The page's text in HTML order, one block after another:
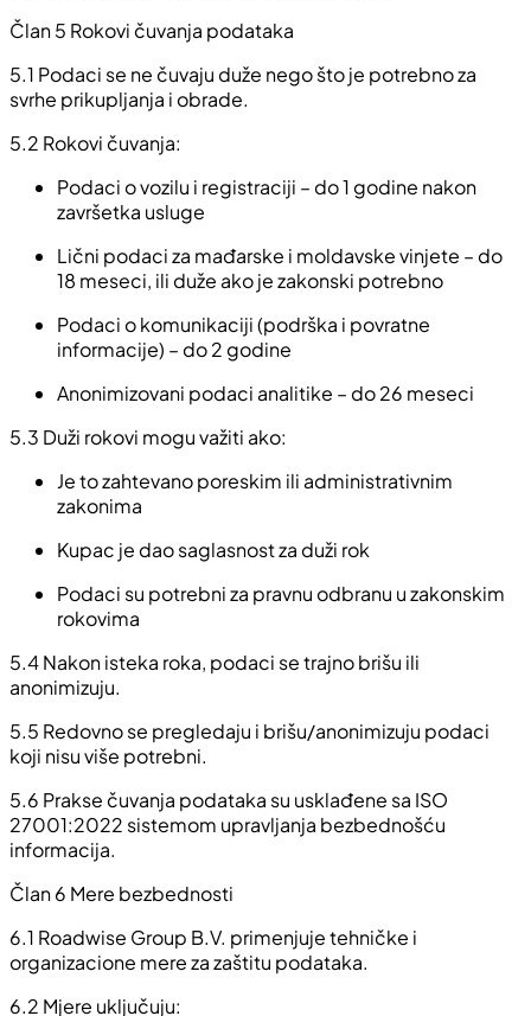
Član 5 Rokovi čuvanja podataka
5.1 Podaci se ne čuvaju duže nego što je potrebno za
svrhe prikupljanja i obrade.
5.2 Rokovi čuvanja:
Podaci o vozilu i registraciji – do 1 godine nakon
završetka usluge
Lični podaci za mađarske i moldavske vinjete – do
18 meseci, ili duže ako je zakonski potrebno
Podaci o komunikaciji (podrška i povratne
informacije) – do 2 godine
Anonimizovani podaci analitike – do 26 meseci
5.3 Duži rokovi mogu važiti ako:
Je to zahtevano poreskim ili administrativnim
zakonima
Kupac je dao saglasnost za duži rok
Podaci su potrebni za pravnu odbranu u zakonskim
rokovima
5.4Nakon isteka roka, podaci se trajno brišu ili
anonimizuju.
5.5 Redovno se pregledaju i brišu/anonimizuju podaci
koji nisu više potrebni.
5.6 Prakse čuvanja podataka su usklađene sa ISO
27001:2022 sistemom upravljanja bezbednošću
informacija.
Član 6 Mere bezbednosti
6.1 Roadwise Group B.V. primenjuje tehničke i
organizacione mere za zaštitu podataka.
6.2 Mjere uključuju: